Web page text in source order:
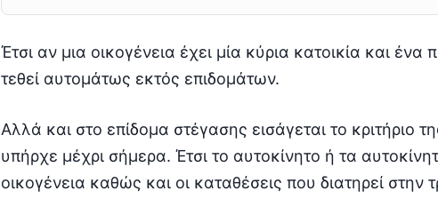
Έτσι αν μια οικογένεια έχει μία κύρια κατοικία και ένα
τεθεί αυτομάτως εκτός επιδομάτων.
Αλλά και στο επίδομα στέγασης εισάγεται το κριτήριο
υπήρχε μέχρι σήμερα. Έτσι το αυτοκίνητο ή τα
οικογένεια καθώς και οι καταθέσεις που διατηρεί